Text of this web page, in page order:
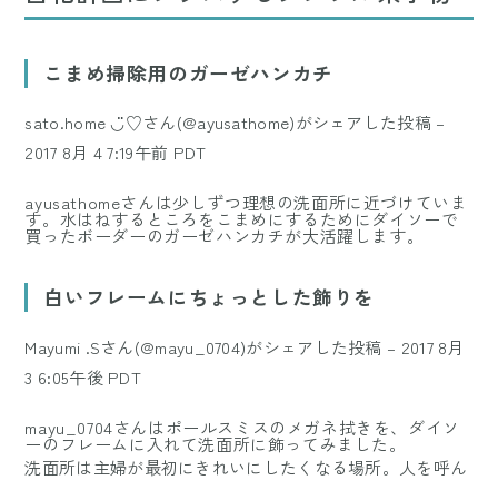
こまめ掃除用のガーゼハンカチ
sato.home ◡̈♡さん(@ayusathome)がシェアした投稿–
2017 8月 4 7:19午前 PDT
ayusathomeさんは少しずつ理想の洗面所に近づけていま
す。水はねするところをこまめにするためにダイソーで
買ったボーダーのガーゼハンカチが大活躍します。
白いフレームにちょっとした飾りを
Mayumi .Sさん(@mayu_0704)がシェアした投稿 – 2017 8月
3 6:05午後 PDT
mayu_0704さんはポールスミスのメガネ拭きを、ダイソ
ーのフレームに入れて洗面所に飾ってみました。
洗面所は主婦が最初にきれいにしたくなる場所。人を呼ん